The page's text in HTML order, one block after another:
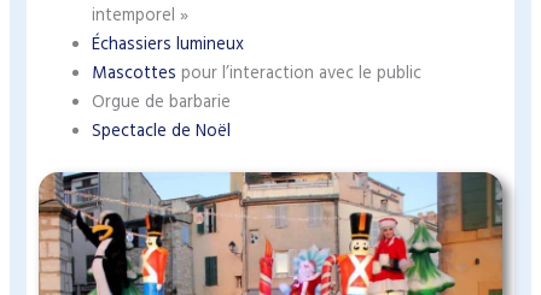
intemporel »
Échassiers lumineux
Mascottes pour l’interaction avec le public
Orgue de barbarie
Spectacle de Noël